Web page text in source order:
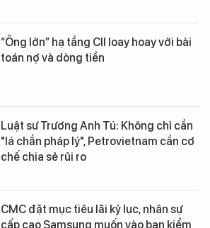
“Ông lớn” hạ tầng CII loay hoay với bài
toán nợ và dòng tiền
Luật sư Trương Anh Tú: Không chỉ cần
"lá chắn pháp lý", Petrovietnam cần cơ
chế chia sẻ rủi ro
CMC đặt mục tiêu lãi kỷ lục, nhân sự
cấp cao Samsung muốn vào ban kiểm